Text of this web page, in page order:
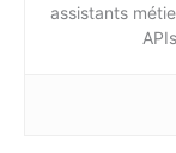
assistants